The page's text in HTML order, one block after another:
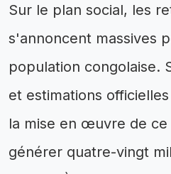
Sur le plan social, les
s'annoncent massives
population congolaise.
et estimations
la mise en œuvre de
générer quatre-vingt